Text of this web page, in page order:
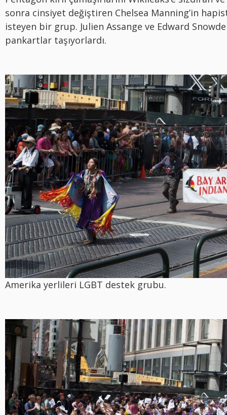
sonra cinsiyet değiştiren Chelsea Manning’in
isteyen bir grup. Julien Assange ve Edward
pankartlar taşıyorlardı.
Amerika yerlileri LGBT destek grubu.